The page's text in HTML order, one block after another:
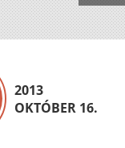
2013
OKTÓBER 16.